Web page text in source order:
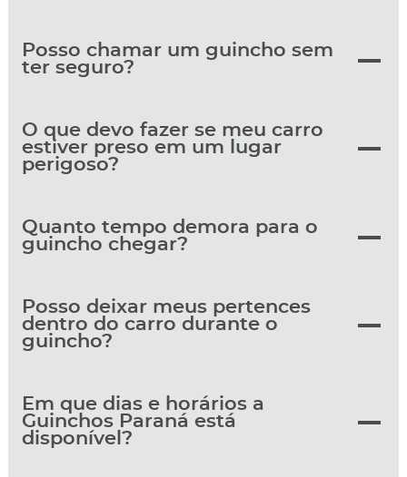
Posso chamar um guincho sem
ter seguro?
O que devo fazer se meu carro
estiver preso em um lugar
perigoso?
Quanto tempo demora para o
guincho chegar?
Posso deixar meus pertences
dentro do carro durante o
guincho?
Em que dias e horários a
Guinchos Paraná está
disponível?